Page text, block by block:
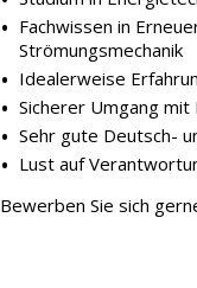
Fachwissen in
Strömungsmechanik
Idealerweise
Sicherer Umgang
Sehr gute Deutsch-
Lust auf
Bewerben Sie sich